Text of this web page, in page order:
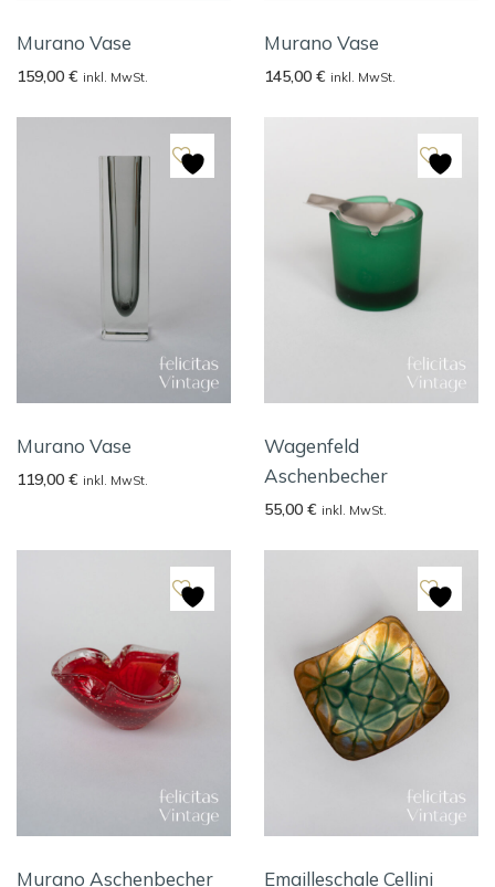
Murano Vase
159,00 € inkl. MwSt.
Murano Vase
145,00 € inkl. MwSt.
Murano Vase
119,00 € inkl. MwSt.
Wagenfeld
Aschenbecher
55,00 € inkl. MwSt.
Murano Aschenbecher Emailleschale Cellini